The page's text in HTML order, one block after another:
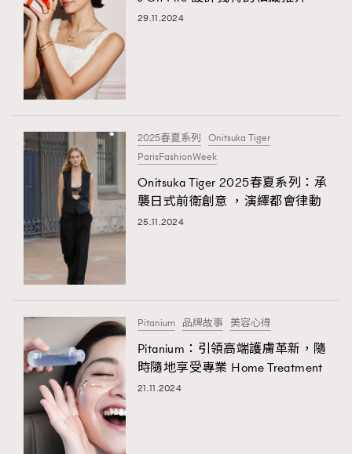
29.11.2024
2025春夏系列 Onitsuka Tiger
ParisFashionWeek
Onitsuka Tiger 2025春夏系列：承
襲日式前衛創意 ，演繹都會律動
25.11.2024
Pitanium 品牌故事 美容心得
Pitanium：引領高端護膚革新，隨
時隨地享受專業 Home Treatment
21.11.2024